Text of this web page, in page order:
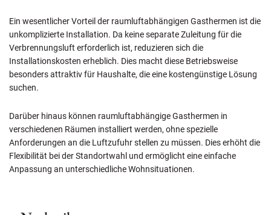
Ein wesentlicher Vorteil der raumluftabhängigen Gasthermen ist die
unkomplizierte Installation. Da keine separate Zuleitung für die
Verbrennungsluft erforderlich ist, reduzieren sich die
Installationskosten erheblich. Dies macht diese Betriebsweise
besonders attraktiv für Haushalte, die eine kostengünstige Lösung
suchen.
Darüber hinaus können raumluftabhängige Gasthermen in
verschiedenen Räumen installiert werden, ohne spezielle
Anforderungen an die Luftzufuhr stellen zu müssen. Dies erhöht die
Flexibilität bei der Standortwahl und ermöglicht eine einfache
Anpassung an unterschiedliche Wohnsituationen.